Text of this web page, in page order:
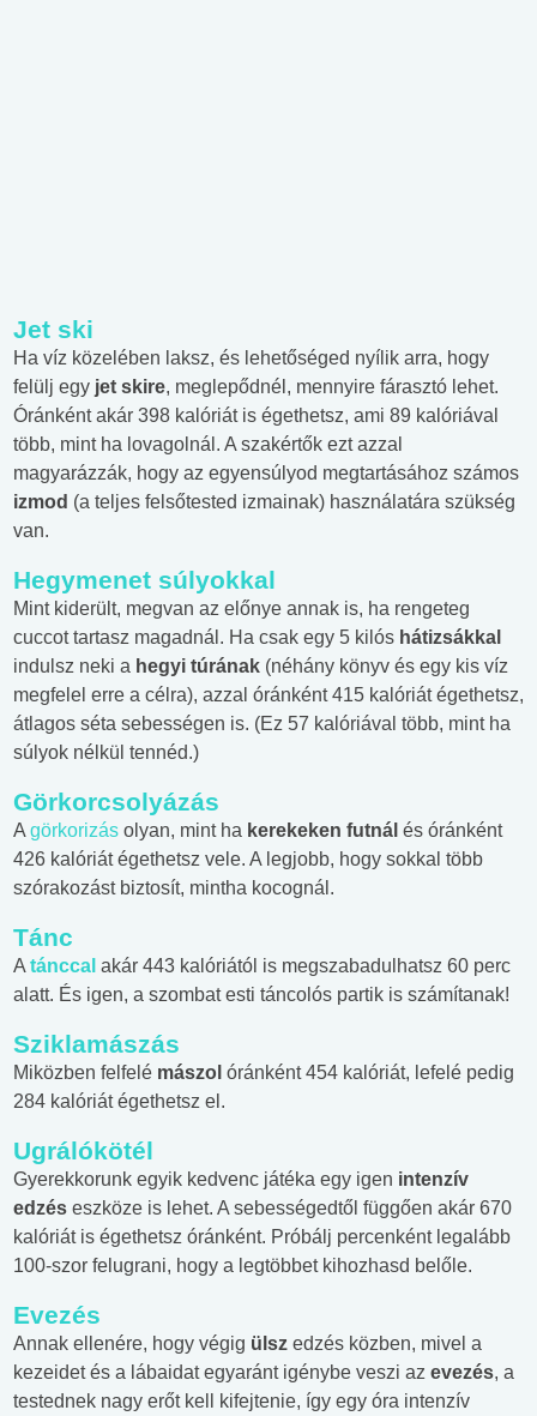
Jet ski
Ha víz közelében laksz, és lehetőséged nyílik arra, hogy
felülj egy jet skire, meglepődnél, mennyire fárasztó lehet.
Óránként akár 398 kalóriát is égethetsz, ami 89 kalóriával
több, mint ha lovagolnál. A szakértők ezt azzal
magyarázzák, hogy az egyensúlyod megtartásához számos
izmod (a teljes felsőtested izmainak) használatára szükség
van.
Hegymenet súlyokkal
Mint kiderült, megvan az előnye annak is, ha rengeteg
cuccot tartasz magadnál. Ha csak egy 5 kilós hátizsákkal
indulsz neki a hegyi túrának (néhány könyv és egy kis víz
megfelel erre a célra), azzal óránként 415 kalóriát égethetsz,
átlagos séta sebességen is. (Ez 57 kalóriával több, mint ha
súlyok nélkül tennéd.)
Görkorcsolyázás
A görkorizás olyan, mint ha kerekeken futnál és óránként
426 kalóriát égethetsz vele. A legjobb, hogy sokkal több
szórakozást biztosít, mintha kocognál.
Tánc
A tánccal akár 443 kalóriától is megszabadulhatsz 60 perc
alatt. És igen, a szombat esti táncolós partik is számítanak!
Sziklamászás
Miközben felfelé mászol óránként 454 kalóriát, lefelé pedig
284 kalóriát égethetsz el.
Ugrálókötél
Gyerekkorunk egyik kedvenc játéka egy igen intenzív
edzés eszköze is lehet. A sebességedtől függően akár 670
kalóriát is égethetsz óránként. Próbálj percenként legalább
100-szor felugrani, hogy a legtöbbet kihozhasd belőle.
Evezés
Annak ellenére, hogy végig ülsz edzés közben, mivel a
kezeidet és a lábaidat egyaránt igénybe veszi az evezés, a
testednek nagy erőt kell kifejtenie, így egy óra intenzív